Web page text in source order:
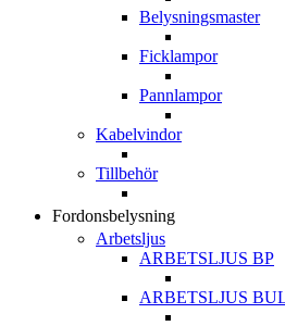
Belysningsmaster
Ficklampor
Pannlampor
Kabelvindor
Tillbehör
Fordonsbelysning
Arbetsljus
ARBETSLJUS BP
ARBETSLJUS